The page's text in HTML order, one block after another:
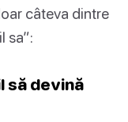
câteva dintre
sa”:
să devină